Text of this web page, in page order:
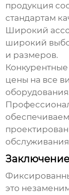
продукция
стандартам
Широкий
широкий
и размеров.
цены на все
Заключение
это